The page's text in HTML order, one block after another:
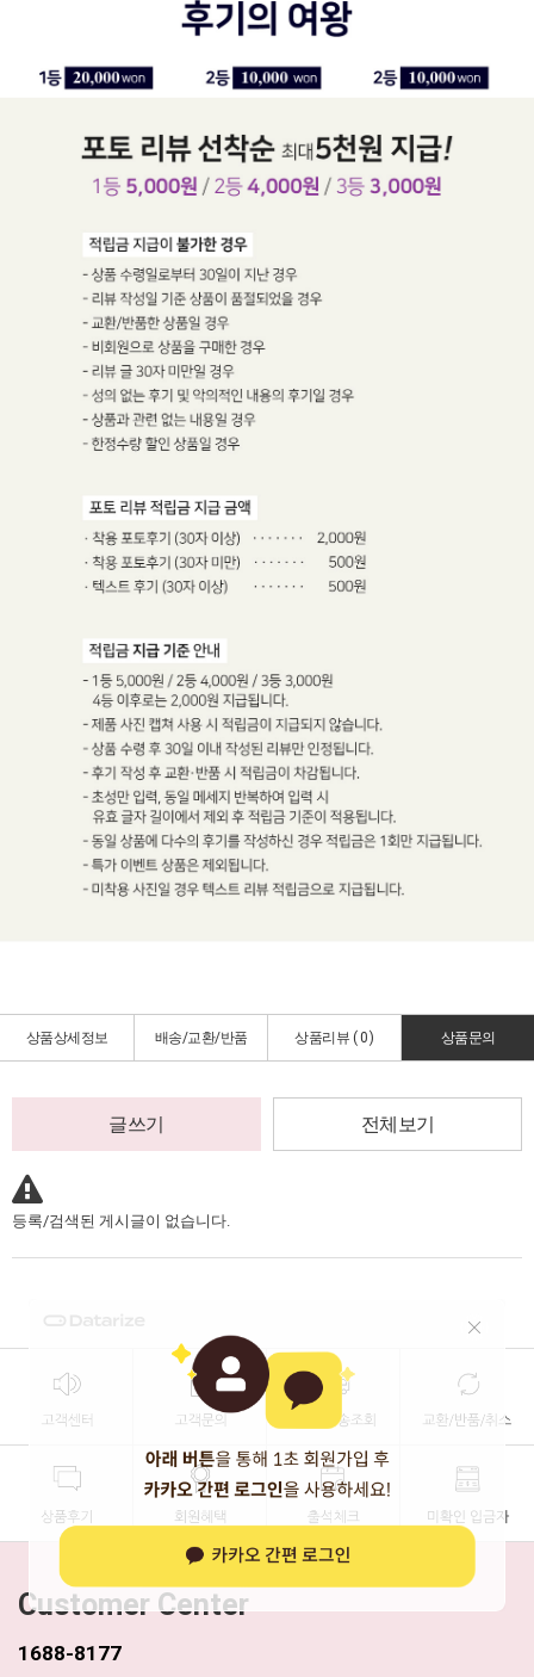
상품상세정보 배송/교환/반품 상품리뷰 (0) 상품문의
글쓰기 전체보기
등록/검색된 게시글이 없습니다.
Customer Center
1688-8177